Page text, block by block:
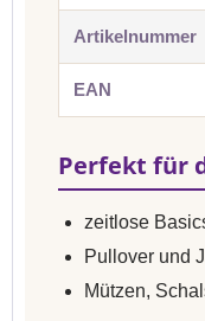
Artikelnummer
EAN
Perfekt für
zeitlose
Pullover und
Mützen,